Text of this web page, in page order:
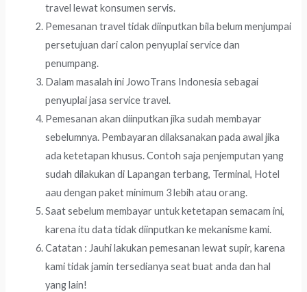
travel lewat konsumen servis.
Pemesanan travel tidak diinputkan bila belum menjumpai
persetujuan dari calon penyuplai service dan
penumpang.
Dalam masalah ini JowoTrans Indonesia sebagai
penyuplai jasa service travel.
Pemesanan akan diinputkan jika sudah membayar
sebelumnya. Pembayaran dilaksanakan pada awal jika
ada ketetapan khusus. Contoh saja penjemputan yang
sudah dilakukan di Lapangan terbang, Terminal, Hotel
aau dengan paket minimum 3 lebih atau orang.
Saat sebelum membayar untuk ketetapan semacam ini,
karena itu data tidak diinputkan ke mekanisme kami.
Catatan : Jauhi lakukan pemesanan lewat supir, karena
kami tidak jamin tersedianya seat buat anda dan hal
yang lain!